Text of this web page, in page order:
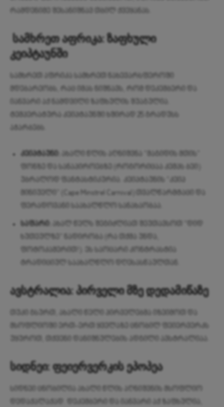
რამდენიმე შესანიშნავ თბილ ქვეყანას.
სამხრეთ აფრიკა: ზაფხული
კეიპტაუნში
სამხრეთ აფრიკა სამხრეთ ნახევარსფეროში
მდებარეობს, რაც იმას ნიშნავს, რომ დეკემბერი და
იანვარი აქ ნამდვილი ზაფხულის შუაგულია.
ტემპერატურა კეიპტაუნში ხშირად 25 გრადუსს
აჭარბებს.
კეიპტაუნი:
ახალი წლის აღნიშვნა “მაგიდის მთის”
ფონზე და სანაპიროებზე (როგორიცაა კემპს ბეი)
უბრალოდ ფანტასტიკურია. კეიპტაუნის “კეიპ
მინიუელი” (Cape Minstrel Carnival) თვალწარმტაცი და
ფერადოვანი საახალწლო სანახაობაა.
საფარი:
ახალ წელს შეგიძლიათ შეუთავსოთ “დიდ
ხუთეულზე” ნადირობა (რა თქმა უნდა,
ფოტოკამერით!). ეს საოცარი კონტრასტია
ტრადიციულ საახალწლო დღესასწაულთან.
ავსტრალია: პირველი მზე დედამიწაზე
თუკი გსურთ, ახალი წელი პირველებმა იზეიმოთ და
მსოფლიოში ერთ-ერთ ყველაზე ცნობილ ფეიერვერკს
უყუროთ, თქვენი დანიშნულების ადგილი ავსტრალიაა.
სიდნეი: ფეიერვერკის ეპოპეა
სიდნეი ცნობილია ახალი წლის აღნიშვნის მსოფლიო
დედაქალაქად. დეკემბერი და იანვარი აქ ზაფხულია,